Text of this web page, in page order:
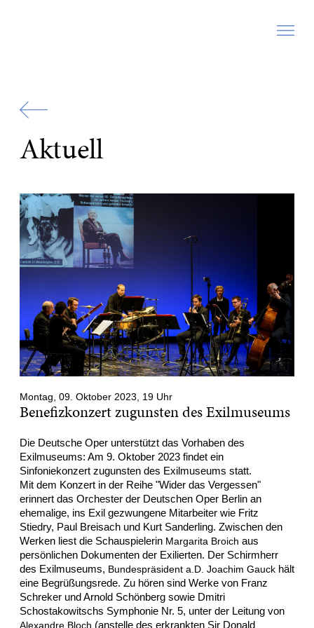
Aktuell
Montag, 09. Oktober 2023, 19 Uhr
Benefizkonzert zugunsten des Exilmuseums
Die Deutsche Oper unterstützt das Vorhaben des
Exilmuseums: Am 9. Oktober 2023 findet ein
Sinfoniekonzert zugunsten des Exilmuseums statt.
Mit dem Konzert in der Reihe "Wider das Vergessen"
erinnert das Orchester der Deutschen Oper Berlin an
ehemalige, ins Exil gezwungene Mitarbeiter wie Fritz
Stiedry, Paul Breisach und Kurt Sanderling. Zwischen den
Werken liest die Schauspielerin Margarita Broich aus
persönlichen Dokumenten der Exilierten. Der Schirmherr
des Exilmuseums, Bundespräsident a.D. Joachim Gauck hält
eine Begrüßungsrede. Zu hören sind Werke von Franz
Schreker und Arnold Schönberg sowie Dmitri
Schostakowitschs Symphonie Nr. 5, unter der Leitung von
Alexandre Bloch (anstelle des erkrankten Sir Donald